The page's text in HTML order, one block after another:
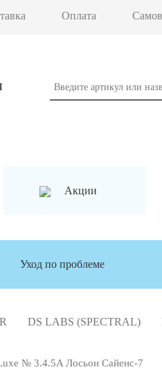
Оплата
Акции
Уход по проблеме
DS LABS (SPECTRAL) DSD
№ 3.4.5A Лосьон Сайенс-7